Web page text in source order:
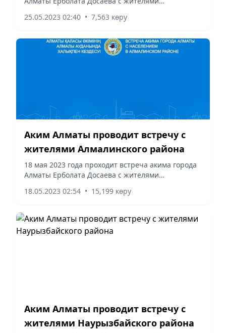
25.05.2023 02:40 • 7,563 көру
Аким Алматы проводит встречу с
жителями Алмалинского района
18 мая 2023 года проходит встреча акима города
Алматы Ерболата Досаева с жителями
18.05.2023 02:54 • 15,199 көру
Аким Алматы проводит встречу с
жителями Наурызбайского района